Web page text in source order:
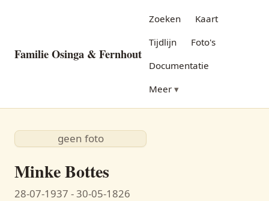
Familie Osinga & Fernhout
Zoeken
Kaart
Tijdlijn
Foto's
Documentatie
Meer
geen foto
Minke Bottes
28-07-1937 - 30-05-1826